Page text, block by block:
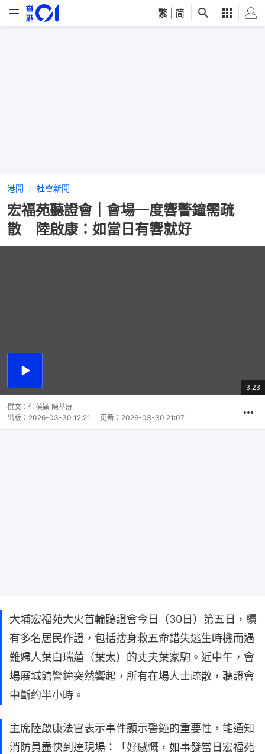
繁 简
港聞 社會新聞
宏福苑聽證會｜會場一度響警鐘需疏
散 陸啟康：如當日有響就好
播
總
共
3:23
撰文： 任葆穎 陳萃屏
出版： 2026-03-30 12:21 更新： 2026-03-30 21:07
大埔宏福苑大火首輪聽證會今日（30日）第五日，續
有多名居民作證，包括捨身救五命錯失逃生時機而遇
難婦人葉白瑞蓮（葉太）的丈夫葉家駒。近中午，會
場展城館警鐘突然響起，所有在場人士疏散，聽證會
中斷約半小時。
主席陸啟康法官表示事件顯示警鐘的重要性，能通知
消防員盡快到達現場：「好感慨，如事發當日宏福苑